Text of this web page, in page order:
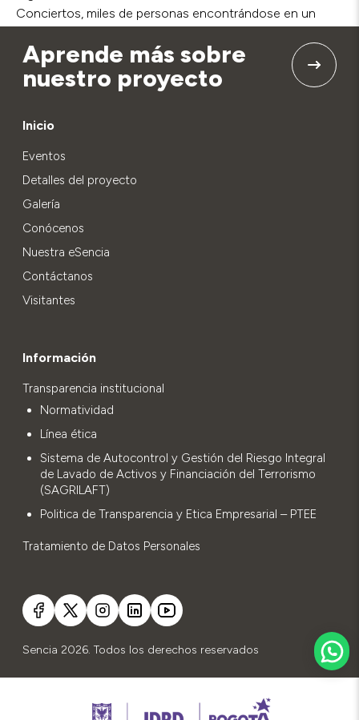
Conciertos, miles de personas encontrándose en un
Aprende más sobre
nuestro proyecto
Inicio
Eventos
Detalles del proyecto
Galería
Conócenos
Nuestra eSencia
Contáctanos
Visitantes
Información
Transparencia institucional
Normatividad
Línea ética
Sistema de Autocontrol y Gestión del Riesgo Integral
de Lavado de Activos y Financiación del Terrorismo
(SAGRILAFT)
Politica de Transparencia y Etica Empresarial – PTEE
Tratamiento de Datos Personales
Sencia 2026. Todos los derechos reservados